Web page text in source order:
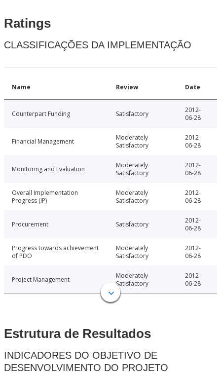
Ratings
CLASSIFICAÇÕES DA IMPLEMENTAÇÃO
Name Review Date
Counterpart Funding Satisfactory
2012-
06-28
Financial Management
Moderately
Satisfactory
2012-
06-28
Monitoring and Evaluation
Moderately
Satisfactory
2012-
06-28
Overall Implementation
Progress (IP)
Moderately
Satisfactory
2012-
06-28
Procurement Satisfactory
2012-
06-28
Progress towards achievement
of PDO
Moderately
Satisfactory
2012-
06-28
Project Management
Moderately
Satisfactory
2012-
06-28
Estrutura de Resultados
INDICADORES DO OBJETIVO DE
DESENVOLVIMENTO DO PROJETO